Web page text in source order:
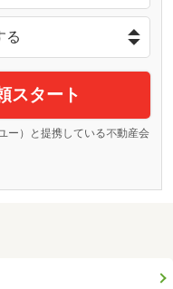
スタート
ー）と提携している不動産会